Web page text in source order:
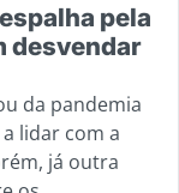
pela
desvendar
da pandemia
lidar com a
já outra